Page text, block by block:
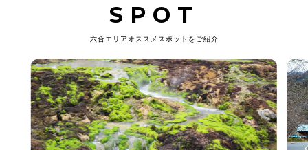
SPOT
六合エリアオススメスポットをご紹介